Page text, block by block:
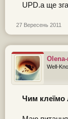
UPD.а ще
27 Вересень 2011
Well-
Чим клеїмо